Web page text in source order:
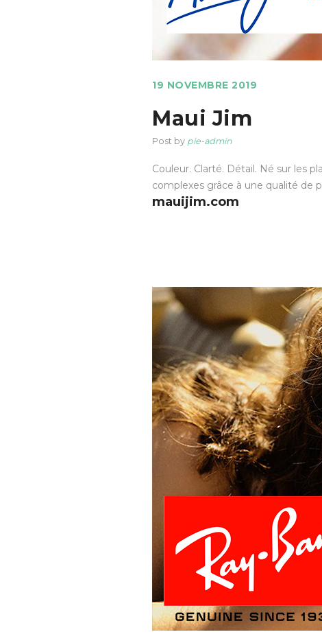
19 NOVEMBRE 2019
Maui Jim
Post by pie-admin
Couleur. Clarté. Détail. Né sur les
complexes grâce à une qualité de
mauijim.com